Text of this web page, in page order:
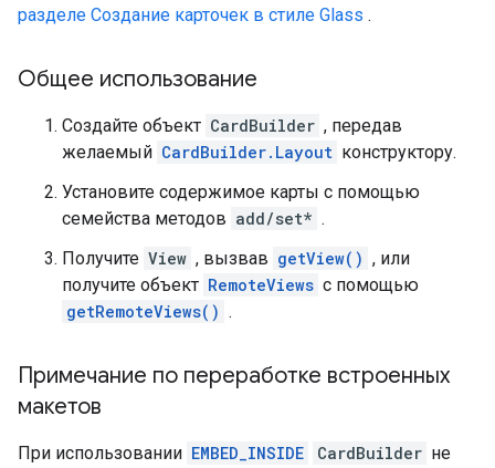
разделе Создание карточек в стиле Glass .
Общее использование
Создайте объект CardBuilder , передав
желаемый CardBuilder.Layout конструктору.
Установите содержимое карты с помощью
семейства методов add/set* .
Получите View , вызвав getView() , или
получите объект RemoteViews с помощью
getRemoteViews() .
Примечание по переработке встроенных
макетов
При использовании EMBED_INSIDE CardBuilder не